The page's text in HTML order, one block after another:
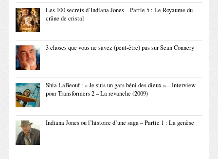
Les 100 secrets d’Indiana Jones – Partie 5 : Le Royaume du
crâne de cristal
3 choses que vous ne savez (peut-être) pas sur Sean Connery
Shia LaBeouf : « Je suis un gars béni des dieux » – Interview
pour Transformers 2 – La revanche (2009)
Indiana Jones ou l’histoire d’une saga – Partie 1 : La genèse